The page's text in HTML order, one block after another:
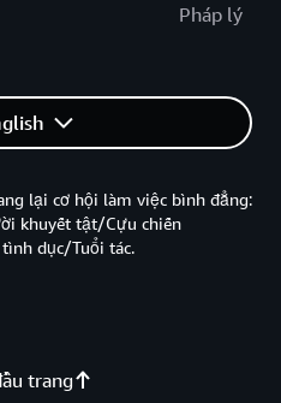
Pháp lý
trang
lại cơ hội làm việc bình đẳng:
khuyết tật/Cựu chiến
dục/Tuổi tác.